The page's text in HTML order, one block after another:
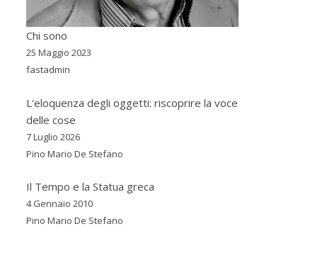
Chi sono
25 Maggio 2023
fastadmin
L'eloquenza degli oggetti: riscoprire la voce
delle cose
7 Luglio 2026
Pino Mario De Stefano
Il Tempo e la Statua greca
4 Gennaio 2010
Pino Mario De Stefano